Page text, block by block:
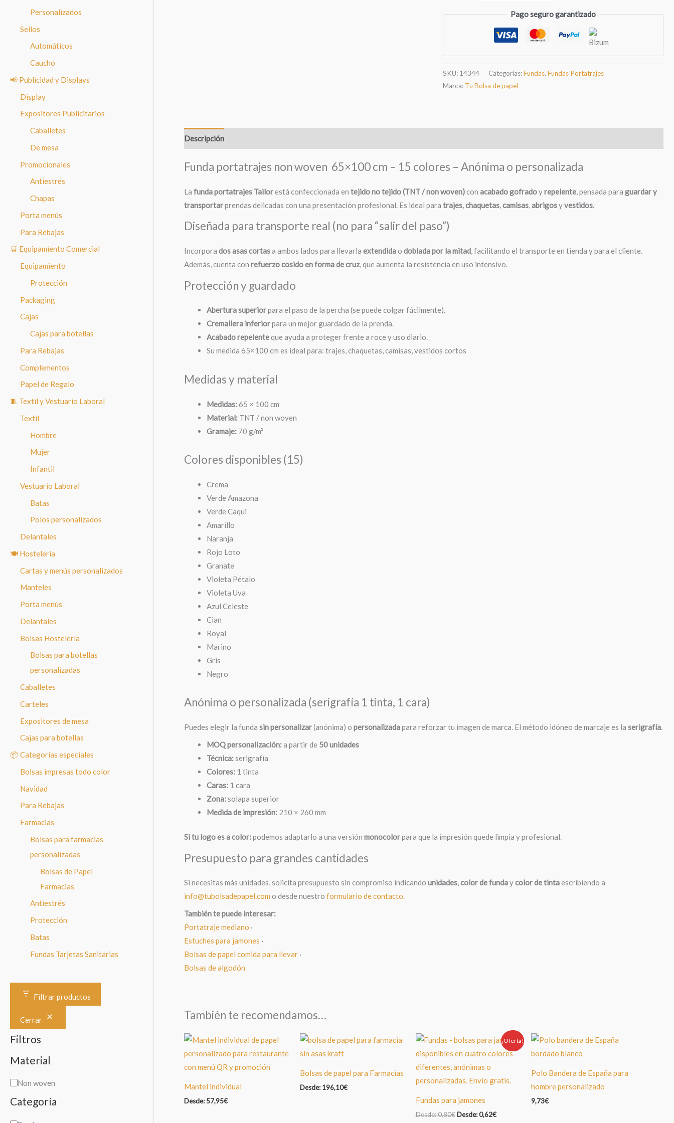
Personalizados
Sellos
Automáticos
Caucho
📢 Publicidad y Displays
Display
Expositores Publicitarios
Caballetes
De mesa
Promocionales
Antiestrés
Chapas
Porta menús
Para Rebajas
🛒 Equipamiento Comercial
Equipamiento
Protección
Packaging
Cajas
Cajas para botellas
Para Rebajas
Complementos
Papel de Regalo
🧵 Textil y Vestuario Laboral
Textil
Hombre
Mujer
Infantil
Vestuario Laboral
Batas
Polos personalizados
Delantales
🍽️ Hostelería
Cartas y menús personalizados
Manteles
Porta menús
Delantales
Bolsas Hostelería
Bolsas para botellas
personalizadas
Caballetes
Carteles
Expositores de mesa
Cajas para botellas
📦 Categorías especiales
Bolsas impresas todo color
Navidad
Para Rebajas
Farmacias
Bolsas para farmacias
personalizadas
Bolsas de Papel
Farmacias
Antiestrés
Protección
Batas
Fundas Tarjetas Sanitarias
Filtrar productos
Cerrar
Filtros
Material
M
a
Non woven
Categoría
Portatrajes
Non
x
100
cm)
Pago seguro garantizado
SKU: 14344 Categorías:Fundas,Fundas Portatrajes
Marca: Tu Bolsa de papel
Descripción
Funda portatrajes non woven 65×100 cm – 15 colores – Anónima o personalizada
La funda portatrajes Tailorestá confeccionada en tejido no tejido (TNT / non woven)con acabado gofradoyrepelente, pensada para guardar y
transportarprendas delicadas con una presentación profesional. Es ideal para trajes,chaquetas,camisas,abrigosyvestidos.
Diseñada para transporte real (no para “salir del paso”)
Incorpora dos asas cortasa ambos lados para llevarla extendidao doblada por la mitad, facilitando el transporte en tienda y para el cliente.
Además, cuenta con refuerzo cosido en forma de cruz, que aumenta la resistencia en uso intensivo.
Protección y guardado
Abertura superiorpara el paso de la percha (se puede colgar fácilmente).
Cremallera inferiorpara un mejor guardado de la prenda.
Acabado repelenteque ayuda a proteger frente a roce y uso diario.
Su medida 65×100 cm es ideal para: trajes, chaquetas, camisas, vestidos cortos
Medidas y material
Medidas:65 × 100 cm
Material:TNT / non woven
Gramaje:70 g/m²
Colores disponibles (15)
Crema
Verde Amazona
Verde Caqui
Amarillo
Naranja
Rojo Loto
Granate
Violeta Pétalo
Violeta Uva
Azul Celeste
Cian
Royal
Marino
Gris
Negro
Anónima o personalizada (serigrafía 1 tinta, 1 cara)
Puedes elegir la funda sin personalizar(anónima) o personalizadapara reforzar tu imagen de marca. El método idóneo de marcaje es la serigrafía.
MOQ personalización:a partir de 50 unidades
Técnica:serigrafía
Colores:1 tinta
Caras:1 cara
Zona:solapa superior
Medida de impresión:210 × 260 mm
Si tu logo es a color:podemos adaptarlo a una versión monocolorpara que la impresión quede limpia y profesional.
Presupuesto para grandes cantidades
Si necesitas más unidades, solicita presupuesto sin compromiso indicando unidades,color de fundaycolor de tintaescribiendo a
info@tubolsadepapel.com o desde nuestro formulario de contacto.
También te puede interesar:
Portatraje mediano ·
Estuches para jamones ·
Bolsas de papel comida para llevar·
Bolsas de algodón
También te recomendamos…
Mantel individual
Desde: 57,95€
Bolsas de papel para Farmacias
Desde: 196,10€
Oferta!
¡Oferta!
Fundas para jamones
Desde:0,80€ Desde:0,62€
Polo Bandera de España para
hombre personalizado
9,73€